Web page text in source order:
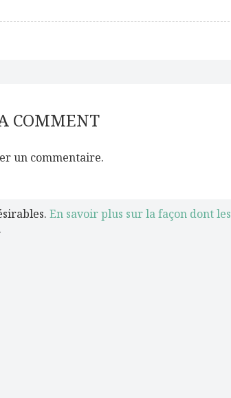
COMMENT
un commentaire.
En savoir plus sur la façon dont les